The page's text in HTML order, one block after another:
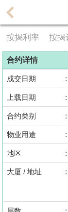
主
页
搵
楼/
成
交
业
主
放
盘
宅
按揭利率 按揭
合约详情
成交日期 :
上载日期 :
合约类别 :
物业用途 :
地区 :
大厦 / 地址 :